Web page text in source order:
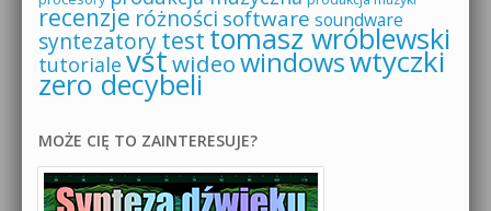
recenzje różności software soundware
syntezatorytesttomasz wróblewski
tutoriale vstwideowindowswtyczki
zero decybeli
MOŻE CIĘ TO ZAINTERESUJE?